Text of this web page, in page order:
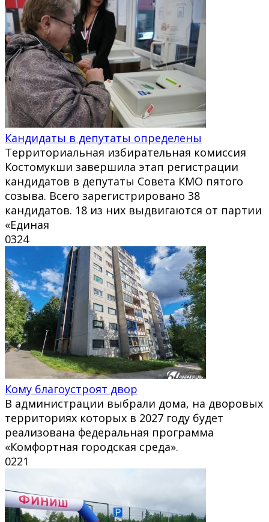
Кандидаты в депутаты определены
Территориальная избирательная комиссия
Костомукши завершила этап регистрации
кандидатов в депутаты Совета КМО пятого
созыва. Всего зарегистрировано 38
кандидатов. 18 из них выдвигаются от партии
«Единая
0324
Кому благоустроят двор
В администрации выбрали дома, на дворовых
территориях которых в 2027 году будет
реализована федеральная программа
«Комфортная городская среда».
0221